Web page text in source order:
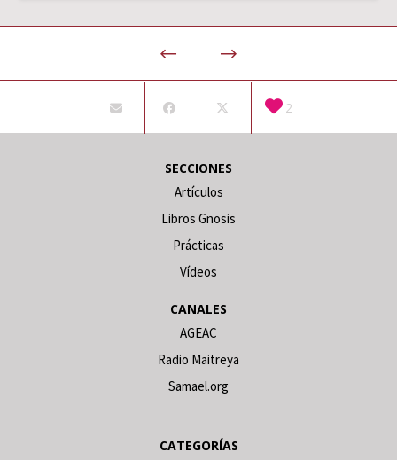
2
SECCIONES
Artículos
Libros Gnosis
Prácticas
Vídeos
CANALES
AGEAC
Radio Maitreya
Samael.org
CATEGORÍAS